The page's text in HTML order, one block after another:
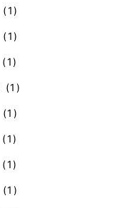
(1)
(1)
(1)
(1)
(1)
(1)
(1)
(1)